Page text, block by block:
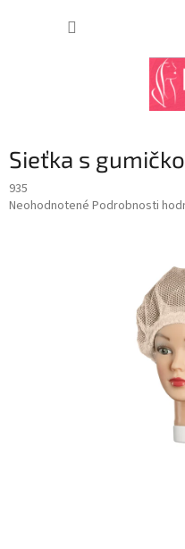
Sieťka s
935
Priemerné
Neohodnotené Podrobnosti